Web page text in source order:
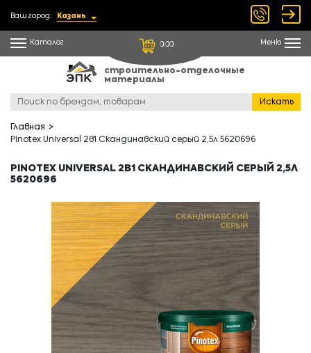
Ваш город: Казань
Каталог 0.00 Меню
строительно-отделочные
материалы
Искать
Главная
Pinotex Universal 2в1 Скандинавский серый 2,5л 5620696
PINOTEX UNIVERSAL 2В1 СКАНДИНАВСКИЙ СЕРЫЙ 2,5Л
5620696